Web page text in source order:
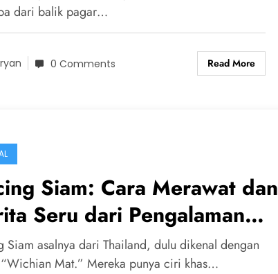
dari balik pagar…
0 Comments Read More
Siam: Cara Merawat dan
Seru dari Pengalaman
Siam asalnya dari Thailand, dulu dikenal dengan
Mat.” Mereka punya ciri khas…